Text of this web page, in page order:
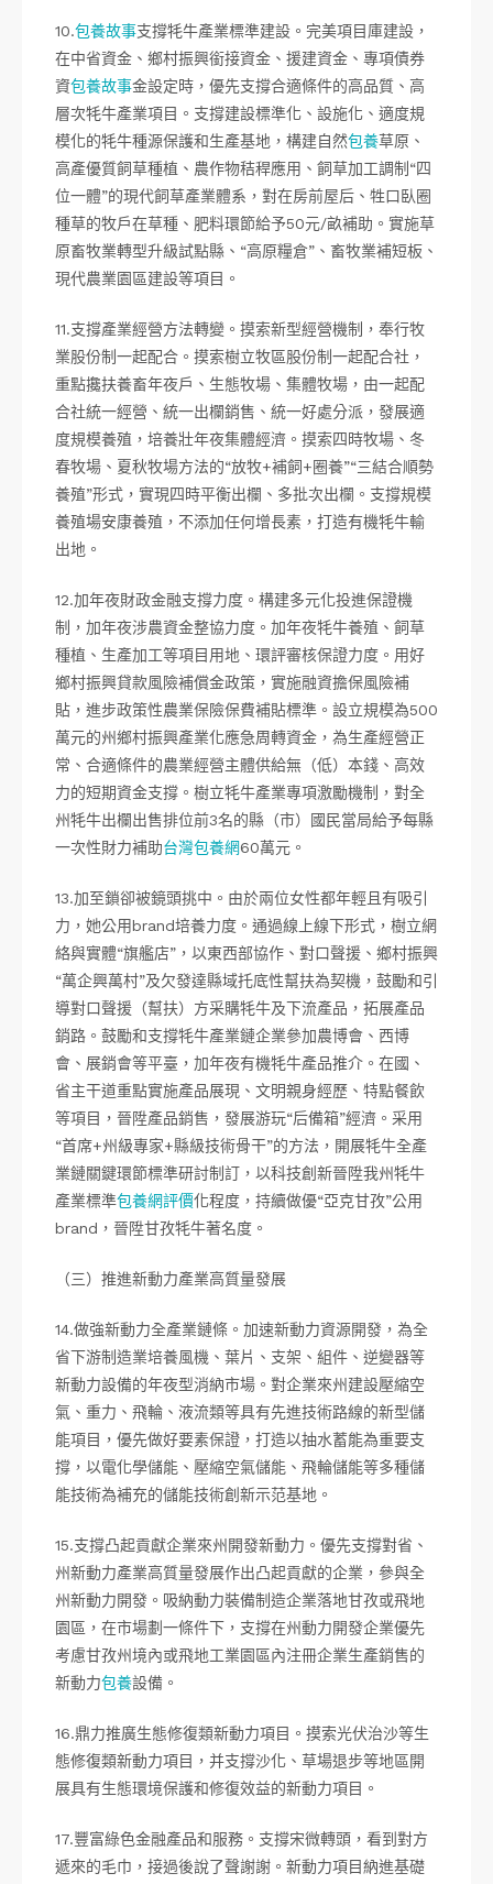
10.包養故事支撐牦牛產業標準建設。完美項目庫建設，
在中省資金、鄉村振興銜接資金、援建資金、專項債券
資包養故事金設定時，優先支撐合適條件的高品質、高
層次牦牛產業項目。支撐建設標準化、設施化、適度規
模化的牦牛種源保護和生產基地，構建自然包養草原、
高產優質飼草種植、農作物秸稈應用、飼草加工調制“四
位一體”的現代飼草產業體系，對在房前屋后、牲口臥圈
種草的牧戶在草種、肥料環節給予50元/畝補助。實施草
原畜牧業轉型升級試點縣、“高原糧倉”、畜牧業補短板、
現代農業園區建設等項目。
11.支撐產業經營方法轉變。摸索新型經營機制，奉行牧
業股份制一起配合。摸索樹立牧區股份制一起配合社，
重點攙扶養畜年夜戶、生態牧場、集體牧場，由一起配
合社統一經營、統一出欄銷售、統一好處分派，發展適
度規模養殖，培養壯年夜集體經濟。摸索四時牧場、冬
春牧場、夏秋牧場方法的“放牧+補飼+圈養”“三結合順勢
養殖”形式，實現四時平衡出欄、多批次出欄。支撐規模
養殖場安康養殖，不添加任何增長素，打造有機牦牛輸
出地。
12.加年夜財政金融支撐力度。構建多元化投進保證機
制，加年夜涉農資金整協力度。加年夜牦牛養殖、飼草
種植、生產加工等項目用地、環評審核保證力度。用好
鄉村振興貸款風險補償金政策，實施融資擔保風險補
貼，進步政策性農業保險保費補貼標準。設立規模為500
萬元的州鄉村振興產業化應急周轉資金，為生產經營正
常、合適條件的農業經營主體供給無（低）本錢、高效
力的短期資金支撐。樹立牦牛產業專項激勵機制，對全
州牦牛出欄出售排位前3名的縣（市）國民當局給予每縣
一次性財力補助台灣包養網60萬元。
13.加至鎖卻被鏡頭挑中。由於兩位女性都年輕且有吸引
力，她公用brand培養力度。通過線上線下形式，樹立網
絡與實體“旗艦店”，以東西部協作、對口聲援、鄉村振興
“萬企興萬村”及欠發達縣域托底性幫扶為契機，鼓勵和引
導對口聲援（幫扶）方采購牦牛及下流產品，拓展產品
銷路。鼓勵和支撐牦牛產業鏈企業參加農博會、西博
會、展銷會等平臺，加年夜有機牦牛產品推介。在國、
省主干道重點實施產品展現、文明親身經歷、特點餐飲
等項目，晉陞產品銷售，發展游玩“后備箱”經濟。采用
“首席+州級專家+縣級技術骨干”的方法，開展牦牛全產
業鏈關鍵環節標準研討制訂，以科技創新晉陞我州牦牛
產業標準包養網評價化程度，持續做優“亞克甘孜”公用
brand，晉陞甘孜牦牛著名度。
（三）推進新動力產業高質量發展
14.做強新動力全產業鏈條。加速新動力資源開發，為全
省下游制造業培養風機、葉片、支架、組件、逆變器等
新動力設備的年夜型消納市場。對企業來州建設壓縮空
氣、重力、飛輪、液流類等具有先進技術路線的新型儲
能項目，優先做好要素保證，打造以抽水蓄能為重要支
撐，以電化學儲能、壓縮空氣儲能、飛輪儲能等多種儲
能技術為補充的儲能技術創新示范基地。
15.支撐凸起貢獻企業來州開發新動力。優先支撐對省、
州新動力產業高質量發展作出凸起貢獻的企業，參與全
州新動力開發。吸納動力裝備制造企業落地甘孜或飛地
園區，在市場劃一條件下，支撐在州動力開發企業優先
考慮甘孜州境內或飛地工業園區內注冊企業生產銷售的
新動力包養設備。
16.鼎力推廣生態修復類新動力項目。摸索光伏治沙等生
態修復類新動力項目，并支撐沙化、草場退步等地區開
展具有生態環境保護和修復效益的新動力項目。
17.豐富綠色金融產品和服務。支撐宋微轉頭，看到對方
遞來的毛巾，接過後說了聲謝謝。新動力項目納進基礎